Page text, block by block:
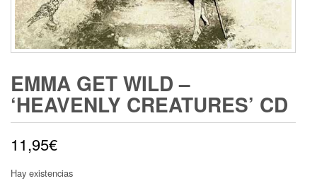
EMMA GET WILD –
‘HEAVENLY CREATURES’ CD
11,95€
Hay existencias